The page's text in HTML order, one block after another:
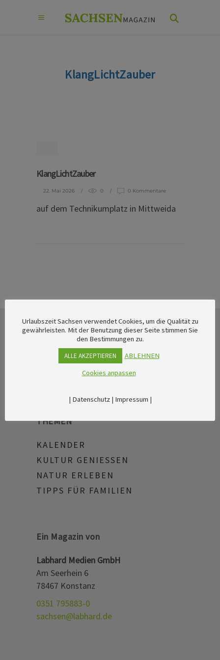
KlangLichtZauber
KlangLichtZauber
22. Mai 2026 0 0 Kommentare
auf dem Technikumplatz in Mittweida
THEMEN
KALENDER
KULTUR GENIESSEN
NATUR ERLEBEN
TIPPS FÜR FAMILIEN
Ein Magazin von
Labhard Medien GmbH
Am Seerhein 6
78467 Konstanz
0351 795883-0
sachsen@labhard.de
Urlaubszeit Sachsen verwendet Cookies, um die Qualität zu
gewährleisten. Mit der Benutzung dieser Seite stimmen Sie
den Bestimmungen zu.
ALLE AKZEPTIEREN
ABLEHNEN
Cookies anpassen
| Datenschutz| Impressum |